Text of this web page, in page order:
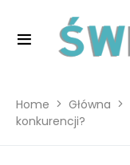
Home Główna
konkurencji?